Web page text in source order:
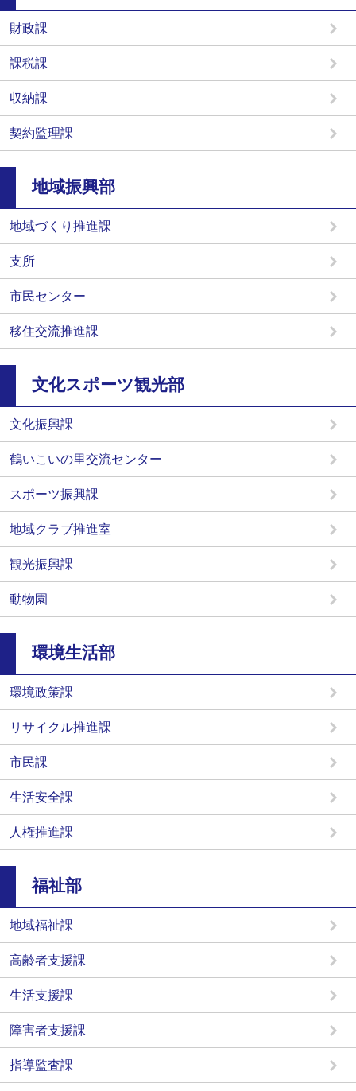
財政課
課税課
収納課
契約監理課
地域振興部
地域づくり推進課
支所
市民センター
移住交流推進課
文化スポーツ観光部
文化振興課
鶴いこいの里交流センター
スポーツ振興課
地域クラブ推進室
観光振興課
動物園
環境生活部
環境政策課
リサイクル推進課
市民課
生活安全課
人権推進課
福祉部
地域福祉課
高齢者支援課
生活支援課
障害者支援課
指導監査課